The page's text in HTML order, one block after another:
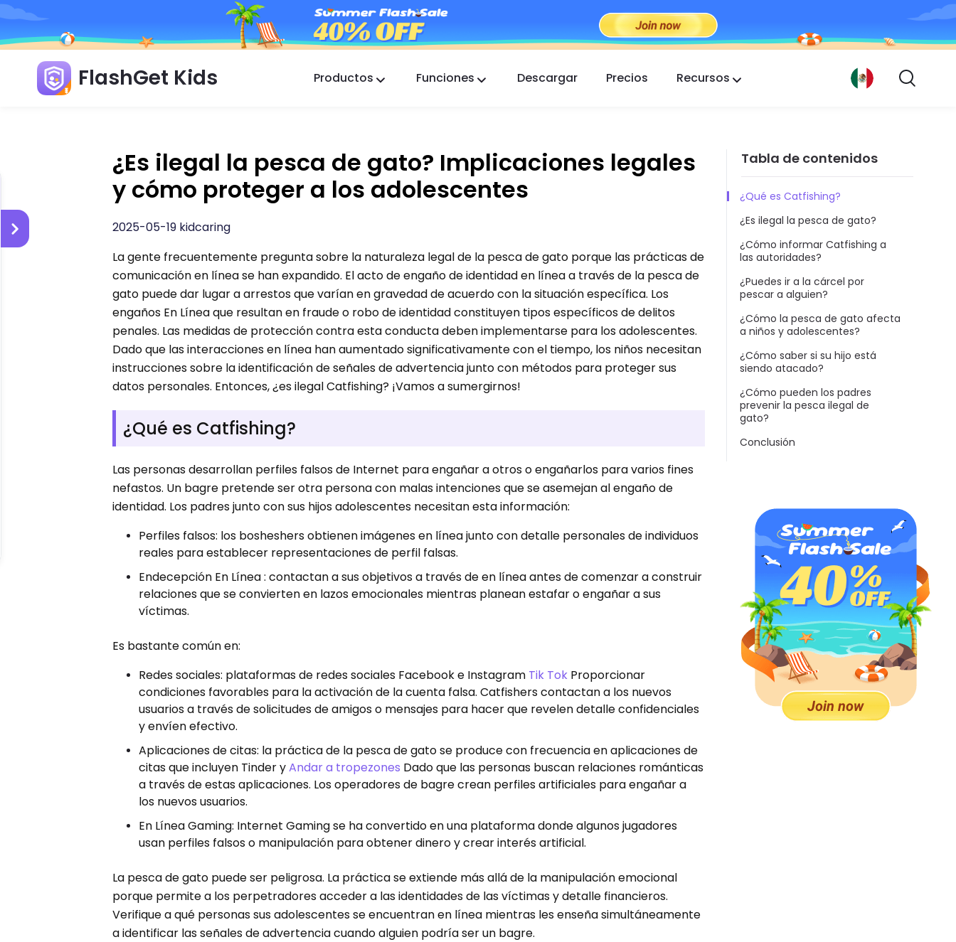
FlashGet Kids Productos
FlashGet Finder
La seguridad antirrobo de tu teléfono, nuestra
responsabilidad.
Funciones Descargar Precios Recursos
¿Es ilegal la pesca de gato? Implicaciones legales
y cómo proteger a los adolescentes
2025-05-19 kidcaring
La gente frecuentemente pregunta sobre la naturaleza legal de la pesca de gato porque las prácticas de
comunicación en línea se han expandido. El acto de engaño de identidad en línea a través de la pesca de
gato puede dar lugar a arrestos que varían en gravedad de acuerdo con la situación específica. Los
engaños En Línea que resultan en fraude o robo de identidad constituyen tipos específicos de delitos
penales. Las medidas de protección contra esta conducta deben implementarse para los adolescentes.
Dado que las interacciones en línea han aumentado significativamente con el tiempo, los niños necesitan
instrucciones sobre la identificación de señales de advertencia junto con métodos para proteger sus
datos personales. Entonces, ¿es ilegal Catfishing? ¡Vamos a sumergirnos!
¿Qué es Catfishing?
Las personas desarrollan perfiles falsos de Internet para engañar a otros o engañarlos para varios fines
nefastos. Un bagre pretende ser otra persona con malas intenciones que se asemejan al engaño de
identidad. Los padres junto con sus hijos adolescentes necesitan esta información:
Perfiles falsos: los bosheshers obtienen imágenes en línea junto con detalle personales de individuos
reales para establecer representaciones de perfil falsas.
Endecepción En Línea : contactan a sus objetivos a través de en línea antes de comenzar a construir
relaciones que se convierten en lazos emocionales mientras planean estafar o engañar a sus
víctimas.
Es bastante común en:
Redes sociales: plataformas de redes sociales Facebook e Instagram Tik Tok Proporcionar
condiciones favorables para la activación de la cuenta falsa. Catfishers contactan a los nuevos
usuarios a través de solicitudes de amigos o mensajes para hacer que revelen detalle confidenciales
y envíen efectivo.
Aplicaciones de citas: la práctica de la pesca de gato se produce con frecuencia en aplicaciones de
citas que incluyen Tinder yAndar a tropezones Dado que las personas buscan relaciones románticas
a través de estas aplicaciones. Los operadores de bagre crean perfiles artificiales para engañar a
los nuevos usuarios.
En Línea Gaming: Internet Gaming se ha convertido en una plataforma donde algunos jugadores
usan perfiles falsos o manipulación para obtener dinero y crear interés artificial.
La pesca de gato puede ser peligrosa. La práctica se extiende más allá de la manipulación emocional
porque permite a los perpetradores acceder a las identidades de las víctimas y detalle financieros.
Verifique a qué personas sus adolescentes se encuentran en línea mientras les enseña simultáneamente
a identificar las señales de advertencia cuando alguien podría ser un bagre.
Tabla de contenidos
¿Qué es Catfishing?
¿Es ilegal la pesca de gato?
¿Cómo informar Catfishing a
las autoridades?
¿Puedes ir a la cárcel por
pescar a alguien?
¿Cómo la pesca de gato afecta
a niños y adolescentes?
¿Cómo saber si su hijo está
siendo atacado?
¿Cómo pueden los padres
prevenir la pesca ilegal de
gato?
Conclusión